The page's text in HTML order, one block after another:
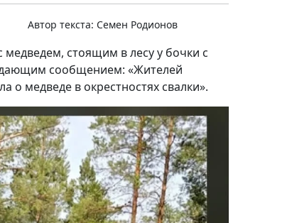
Автор текста: Семен Родионов
медведем, стоящим в лесу у бочки с
сообщением: «Жителей
о медведе в окрестностях свалки».